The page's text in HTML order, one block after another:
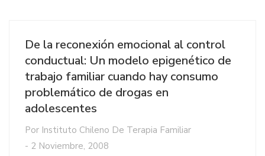
De la reconexión emocional al control
conductual: Un modelo epigenético de
trabajo familiar cuando hay consumo
problemático de drogas en
adolescentes
Por Instituto Chileno De Terapia Familiar
- 2 Noviembre, 2008